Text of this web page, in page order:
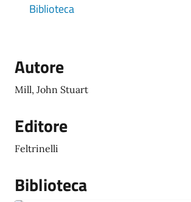
Biblioteca
Autore
Mill, John Stuart
Editore
Feltrinelli
Biblioteca